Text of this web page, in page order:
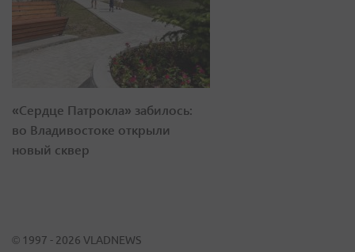
«Сердце Патрокла» забилось:
во Владивостоке открыли
новый сквер
© 1997 - 2026 VLADNEWS